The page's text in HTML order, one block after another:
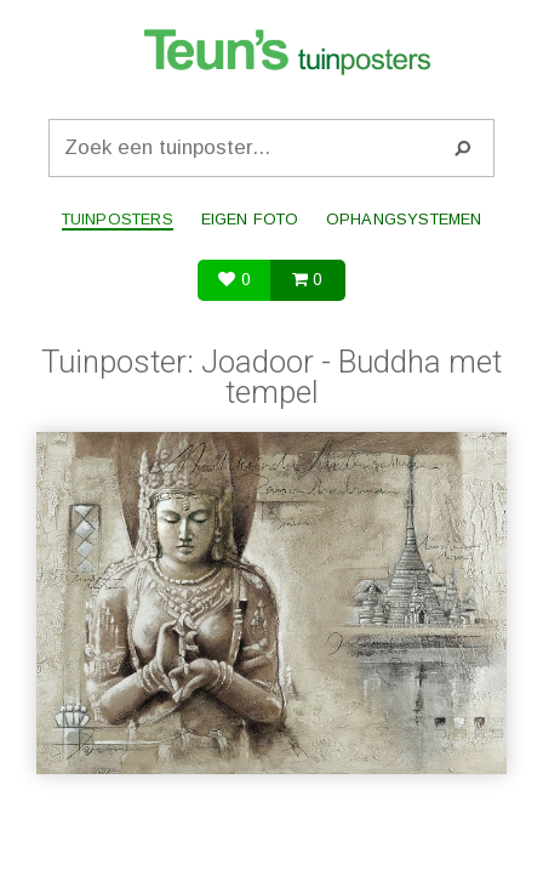
TUINPOSTERS EIGEN FOTO OPHANGSYSTEMEN
0 0
Tuinposter: Joadoor - Buddha met
tempel